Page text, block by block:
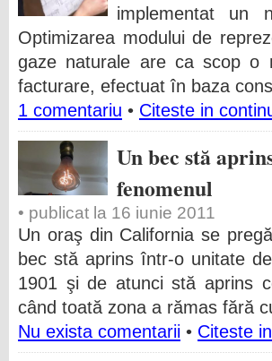
implementat un
Optimizarea modului de
gaze naturale are ca scop o
facturare, efectuat în baza
1 comentariu • Citeste in
Un bec stă
fenomenul
• publicat la 16 iunie 2011
Un oraş din California se
bec stă aprins într-o unitate
1901 şi de atunci stă aprins
când toată zona a rămas fără
Nu exista comentarii • Citeste